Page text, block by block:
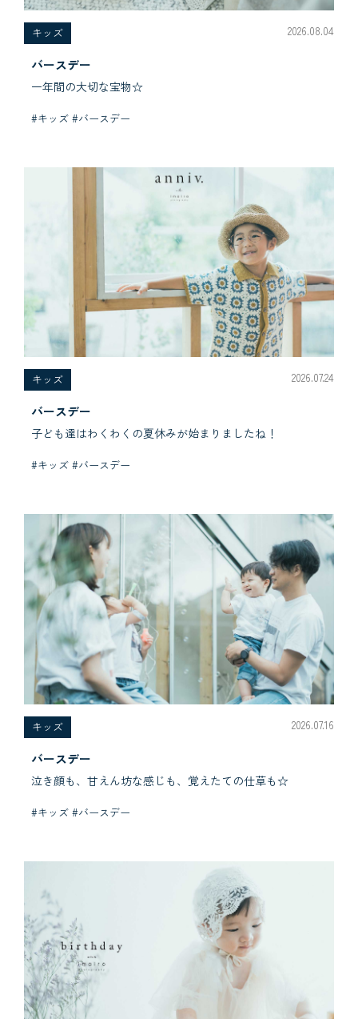
キッズ 2026.08.04
バースデー
一年間の大切な宝物☆
#キッズ #バースデー
キッズ 2026.07.24
バースデー
子ども達はわくわくの夏休みが始まりましたね！
#キッズ #バースデー
キッズ 2026.07.16
バースデー
泣き顔も、甘えん坊な感じも、覚えたての仕草も☆
#キッズ #バースデー